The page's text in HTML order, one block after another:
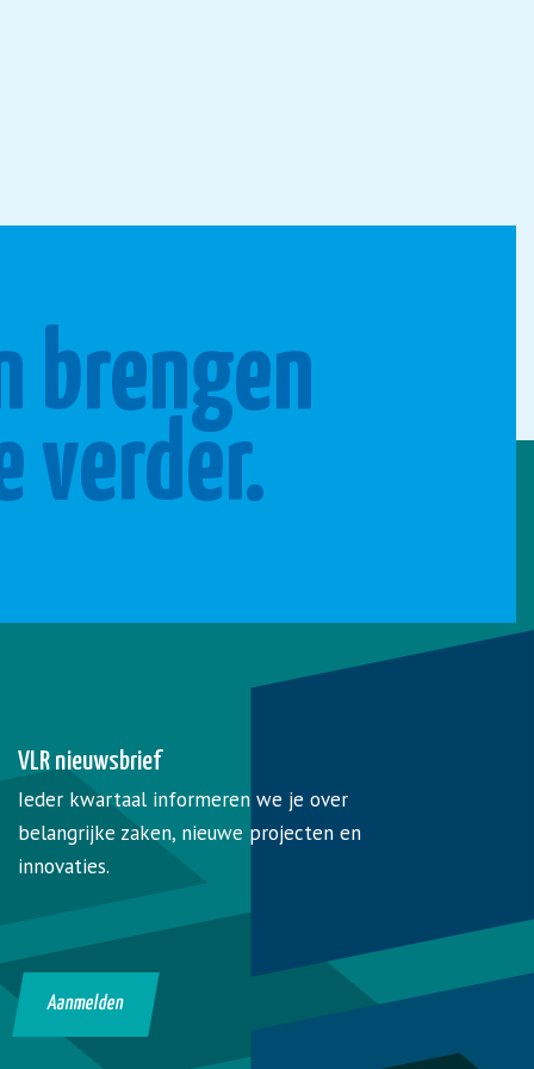
brengen
verder.
VLR nieuwsbrief
Ieder kwartaal informeren we je over
belangrijke zaken, nieuwe projecten en
innovaties.
Aanmelden